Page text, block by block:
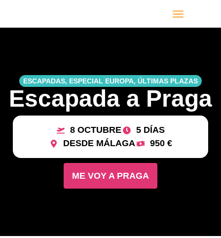
ESCAPADAS, ESPECIAL EUROPA, ÚLTIMAS PLAZAS
Escapada a Praga
8 OCTUBRE
5 DÍAS
DESDE MÁLAGA
950 €
ME VOY A PRAGA